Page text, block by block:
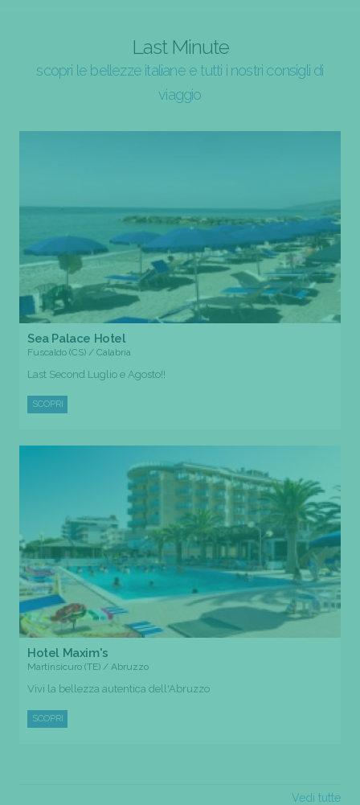
Last Minute
scopri le bellezze italiane e tutti i nostri consigli di
viaggio
Sea Palace Hotel
Fuscaldo (CS) / Calabria
Last Second Luglio e Agosto!!
SCOPRI
Hotel Maxim's
Martinsicuro (TE) / Abruzzo
Vivi la bellezza autentica dell'Abruzzo
SCOPRI
Vedi tutte